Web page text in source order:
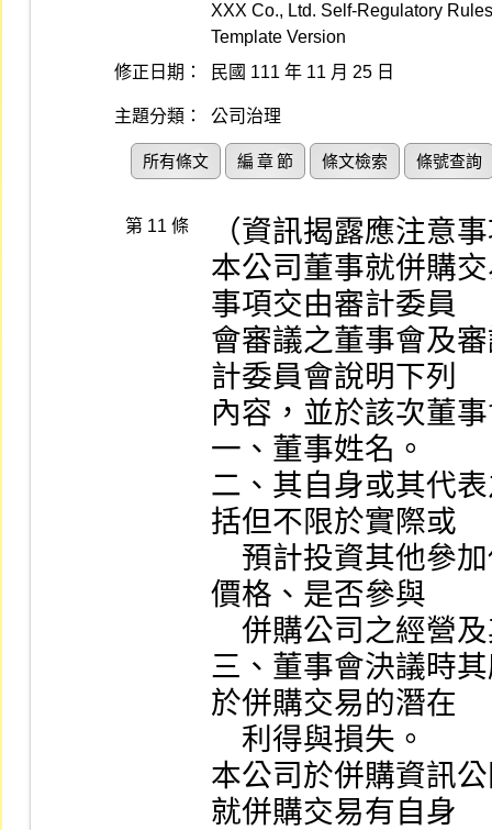
XXX Co., Ltd. Self-Regulatory
Template Version
修正日期：
民國 111 年 11 月 25 日
主題分類： 公司治理
所有條文 編 章 節 條文檢索 條號查詢
第 11 條
（資訊揭露應注意
本公司董事就併購
事項交由審計委員
會審議之董事會及
計委員會說明下列
內容，並於該次董
一、董事姓名。
二、其自身或其代
括但不限於實際或
價格、是否參與
三、董事會決議時
於併購交易的潛在
本公司於併購資訊
就併購交易有自身